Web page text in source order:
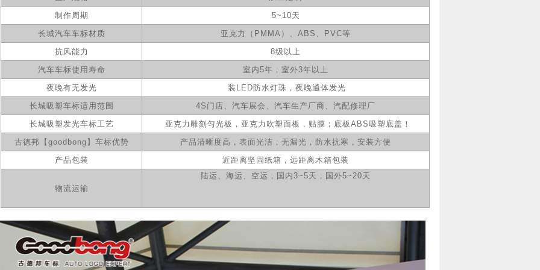
制作周期
5~10天
长城汽车车标材质
亚克力（PMMA）、ABS、PVC等
抗风能力
8级以上
汽车车标使用寿命
室内5年，室外3年以上
夜晚有无发光
装LED防水灯珠，夜晚通体发光
长城吸塑车标适用范围
4S门店、汽车展会、汽车生产厂商、汽配修理厂
长城吸塑 发光车标工艺
亚克力雕刻匀光板，亚克力吹塑面板，贴膜；底板ABS吸塑底盖！
古德邦【goodbong】车标优势
产品清晰度高，表面光洁，无漏光，防水抗寒，安装方便
产品包装
近距离坚固纸箱，远距离木箱包装
物流运输
陆运、海运、空运，国内3~5天，国外5~20天